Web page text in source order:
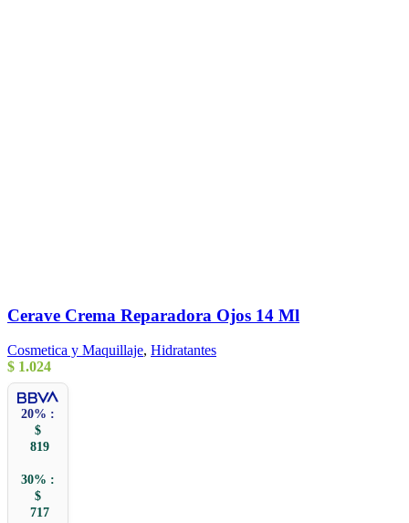
Cerave Crema Reparadora Ojos 14 Ml
Cosmetica y Maquillaje, Hidratantes
$ 1.024
20% :
$
819
30% :
$
717